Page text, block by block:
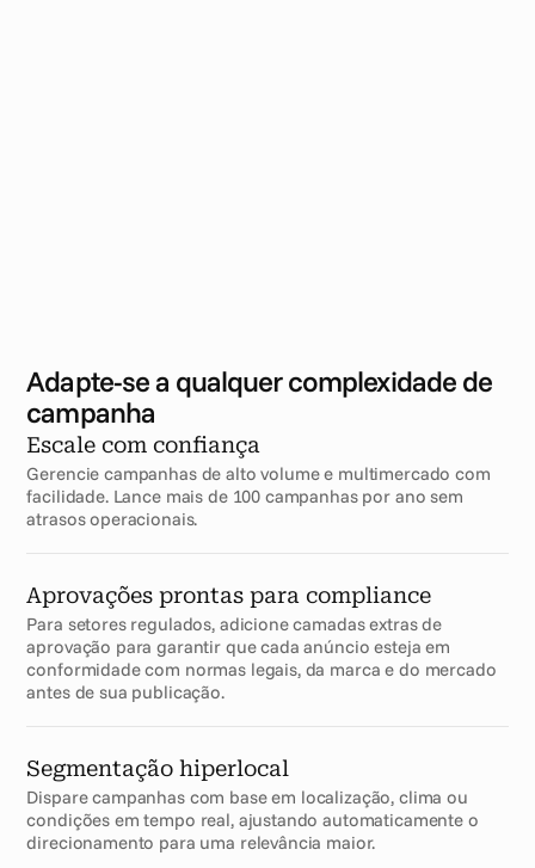
Adapte-se a qualquer complexidade de
campanha
Escale com confiança
Gerencie campanhas de alto volume e multimercado com
facilidade. Lance mais de 100 campanhas por ano sem
atrasos operacionais.
Aprovações prontas para compliance
Para setores regulados, adicione camadas extras de
aprovação para garantir que cada anúncio esteja em
conformidade com normas legais, da marca e do mercado
antes de sua publicação.
Segmentação hiperlocal
Dispare campanhas com base em localização, clima ou
condições em tempo real, ajustando automaticamente o
direcionamento para uma relevância maior.